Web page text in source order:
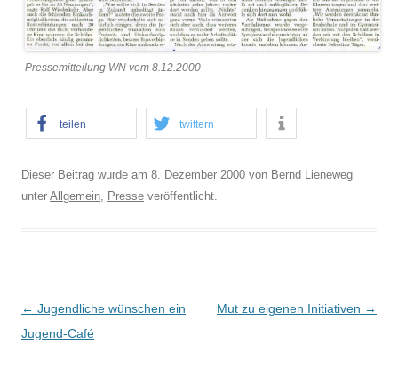
Pressemitteilung WN vom 8.12.2000
teilen twittern
Dieser Beitrag wurde am 8. Dezember 2000 von Bernd Lieneweg
unter Allgemein, Presse veröffentlicht.
B
e
← Jugendliche wünschen ein
Jugend-Café
Mut zu eigenen Initiativen →